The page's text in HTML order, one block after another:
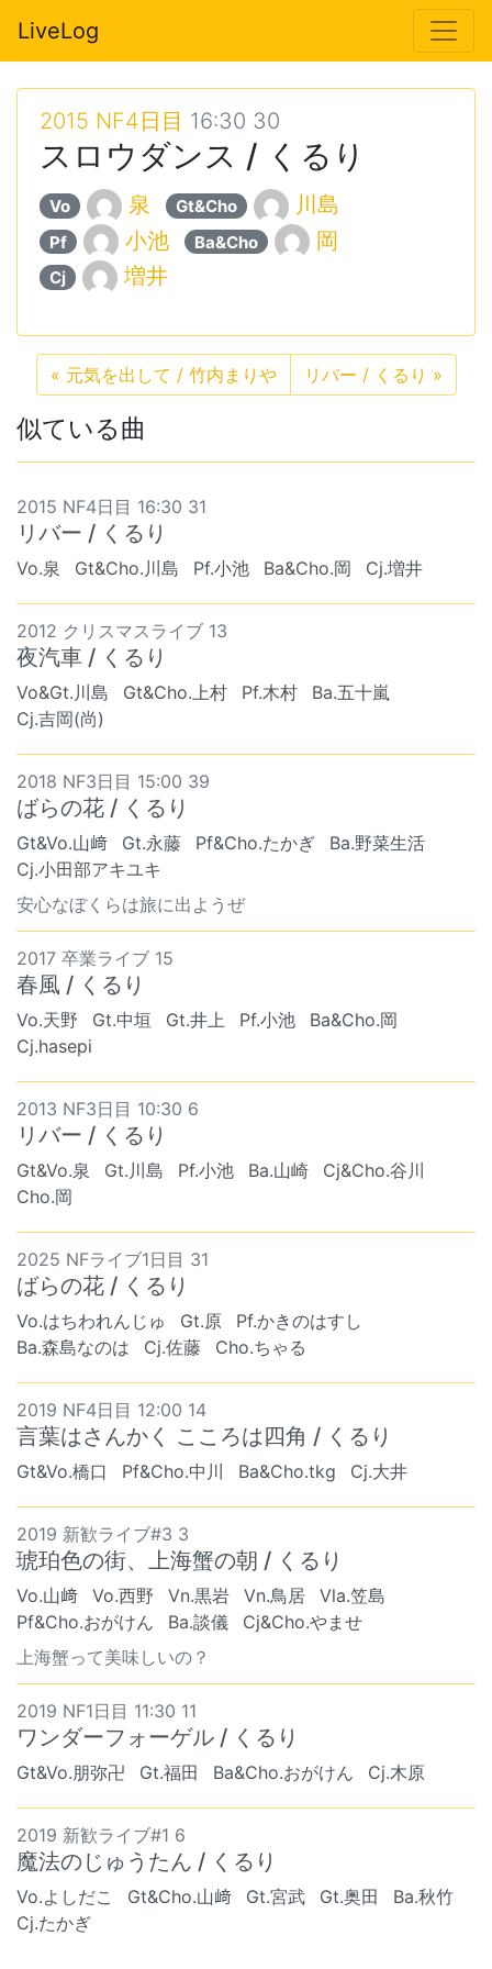
LiveLog
2015 NF4日目 16:30 30
スロウダンス / くるり
Vo 泉 Gt&Cho 川島
Pf 小池 Ba&Cho 岡
Cj 増井
« 元気を出して / 竹内まりや リバー / くるり »
似ている曲
2015 NF4日目 16:30 31
リバー / くるり
Vo.泉 Gt&Cho.川島 Pf.小池 Ba&Cho.岡 Cj.増井
2012 クリスマスライブ 13
夜汽車 / くるり
Vo&Gt.川島 Gt&Cho.上村 Pf.木村
Ba.五十嵐
Cj.吉岡(尚)
2018 NF3日目 15:00 39
ばらの花 / くるり
Gt&Vo.山﨑 Gt.永藤 Pf&Cho.たかぎ
Ba.野菜生活
Cj.小田部アキユキ
安心なぼくらは旅に出ようぜ
2017 卒業ライブ 15
春風 / くるり
Vo.天野 Gt.中垣 Gt.井上 Pf.小池
Ba&Cho.岡
Cj.hasepi
2013 NF3日目 10:30 6
リバー / くるり
Gt&Vo.泉 Gt.川島 Pf.小池 Ba.山崎
Cj&Cho.谷川
Cho.岡
2025 NFライブ1日目 31
ばらの花 / くるり
Vo.はちわれんじゅ Gt.原
Pf.かきのはすし
Ba.森島なのは
Cj.佐藤 Cho.ちゃる
2019 NF4日目 12:00 14
言葉はさんかく こころは四角 / くるり
Gt&Vo.橋口 Pf&Cho.中川 Ba&Cho.tkg Cj.大井
2019 新歓ライブ#3 3
琥珀色の街、上海蟹の朝 / くるり
Vo.山﨑 Vo.西野 Vn.黒岩 Vn.鳥居
Vla.笠島
Pf&Cho.おがけん
Ba.談儀
Cj&Cho.やませ
上海蟹って美味しいの？
2019 NF1日目 11:30 11
ワンダーフォーゲル / くるり
Gt&Vo.朋弥卍 Gt.福田 Ba&Cho.おがけん Cj.木原
2019 新歓ライブ#1 6
魔法のじゅうたん / くるり
Vo.よしだこ Gt&Cho.山﨑 Gt.宮武 Gt.奥田
Ba.秋竹
Cj.たかぎ